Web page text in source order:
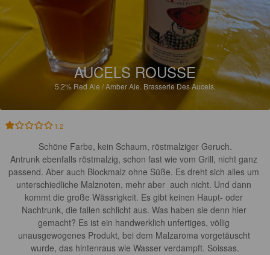
AUCELS ROUSSE
5.2% Red Ale / Amber Ale. Brasserie Des Aucels.
1.2
Schöne Farbe, kein Schaum, röstmalziger Geruch.
Antrunk ebenfalls röstmalzig, schon fast wie vom Grill, nicht ganz
passend. Aber auch Blockmalz ohne Süße. Es dreht sich alles um
unterschiedliche Malznoten, mehr aber  auch nicht. Und dann
kommt die große Wässrigkeit. Es gibt keinen Haupt- oder
Nachtrunk, die fallen schlicht aus. Was haben sie denn hier
gemacht? Es ist ein handwerklich unfertiges, völlig
unausgewogenes Produkt, bei dem Malzaroma vorgetäuscht
wurde, das hintenraus wie Wasser verdampft. Soissas.